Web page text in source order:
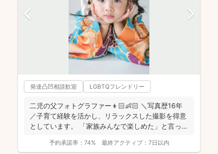
発達凸凹相談歓迎 LGBTQフレンドリー
二児の父フォトグラファー👦🏻👶🏻 ＼写真歴16年
／子育て経験を活かし、リラックスした撮影を得意
としています。 「家族みんなで楽しめた」と言って
予約承諾率： 74% 最終アクティブ： 7日以内